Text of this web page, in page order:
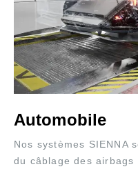
Automobile
Nos systèmes SIENNA
du câblage des